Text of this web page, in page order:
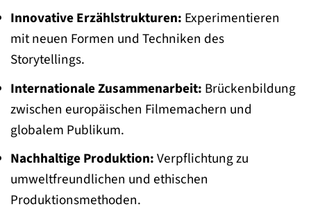
Innovative Erzählstrukturen: Experimentieren
mit neuen Formen und Techniken des
Storytellings.
Internationale Zusammenarbeit: Brückenbildung
zwischen europäischen Filmemachern und
globalem Publikum.
Nachhaltige Produktion:Verpflichtung zu
umweltfreundlichen und ethischen
Produktionsmethoden.